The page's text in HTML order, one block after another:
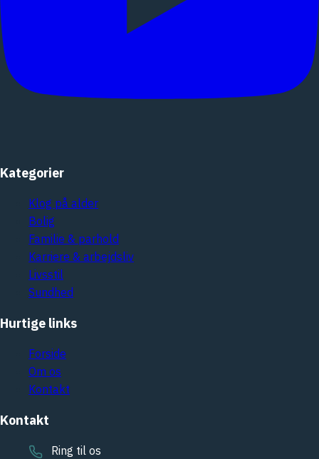
Kategorier
Klog på alder
Bolig
Familie & parhold
Karriere & arbejdsliv
Livsstil
Sundhed
Hurtige links
Forside
Om os
Kontakt
Kontakt
Ring til os